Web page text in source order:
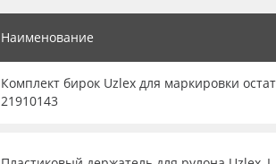
Наименование
Комплект бирок Uzlex для маркировки
21910143